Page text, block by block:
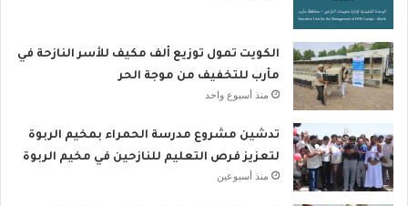
الكويت تمول توزيع ألف مكيف للأسر النازحة في
مأرب للتخفيف من موجة الحر
منذ أسبوع واحد
تدشين مشروع مدرسة الحمراء بمخيم الربوة
لتعزيز فرص التعليم للنازحين في مخيم الربوة
منذ أسبوعين